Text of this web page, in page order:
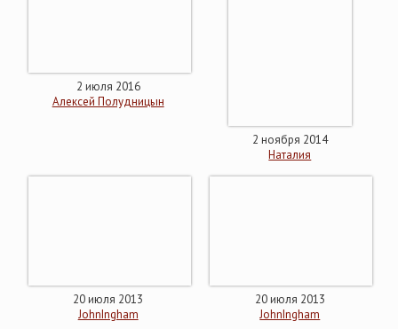
2 июля 2016
Алексей Полудницын
2 ноября 2014
Наталия
20 июля 2013
JohnIngham
20 июля 2013
JohnIngham